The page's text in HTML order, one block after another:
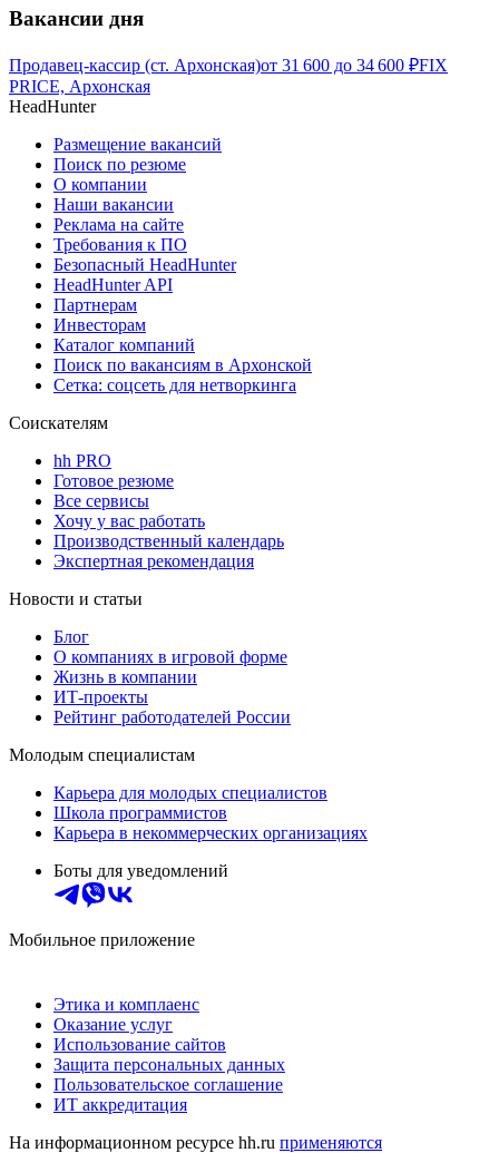
Вакансии дня
Продавец-кассир (ст. Архонская)от 31 600 до 34 600 ₽FIX
PRICE, Архонская
HeadHunter
Размещение вакансий
Поиск по резюме
О компании
Наши вакансии
Реклама на сайте
Требования к ПО
Безопасный HeadHunter
HeadHunter API
Партнерам
Инвесторам
Каталог компаний
Поиск по вакансиям в Архонской
Сетка: соцсеть для нетворкинга
Соискателям
hh PRO
Готовое резюме
Все сервисы
Хочу у вас работать
Производственный календарь
Экспертная рекомендация
Новости и статьи
Блог
О компаниях в игровой форме
Жизнь в компании
ИТ-проекты
Рейтинг работодателей России
Молодым специалистам
Карьера для молодых специалистов
Школа программистов
Карьера в некоммерческих организациях
Боты для уведомлений
Мобильное приложение
Этика и комплаенс
Оказание услуг
Использование сайтов
Защита персональных данных
Пользовательское соглашение
ИТ аккредитация
На информационном ресурсе hh.ru применяются